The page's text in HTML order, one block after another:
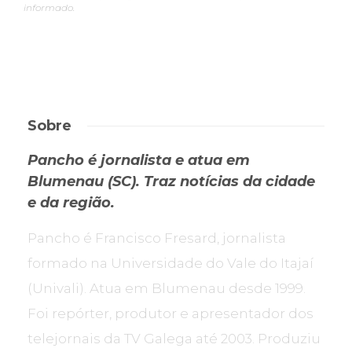
informado.
Sobre
Pancho é jornalista e atua em
Blumenau (SC). Traz notícias da cidade
e da região.
Pancho é Francisco Fresard, jornalista
formado na Universidade do Vale do Itajaí
(Univali). Atua em Blumenau desde 1999.
Foi repórter, produtor e apresentador dos
telejornais da TV Galega até 2003. Produziu